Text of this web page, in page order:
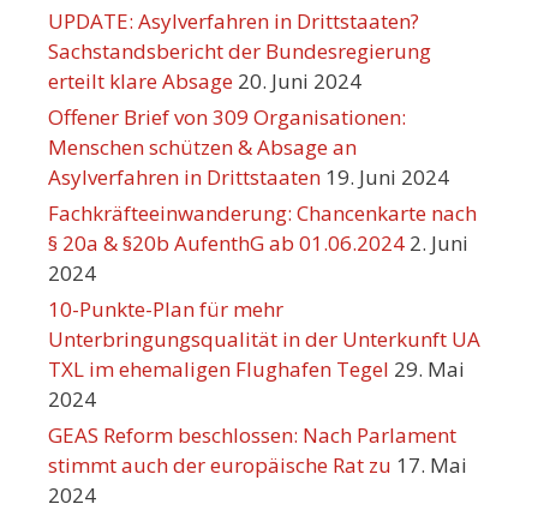
UPDATE: Asylverfahren in Drittstaaten?
Sachstandsbericht der Bundesregierung
erteilt klare Absage 20. Juni 2024
Offener Brief von 309 Organisationen:
Menschen schützen & Absage an
Asylverfahren in Drittstaaten 19. Juni 2024
Fachkräfteeinwanderung: Chancenkarte nach
§ 20a & §20b AufenthG ab 01.06.2024 2. Juni
2024
10-Punkte-Plan für mehr
Unterbringungsqualität in der Unterkunft UA
TXL im ehemaligen Flughafen Tegel 29. Mai
2024
GEAS Reform beschlossen: Nach Parlament
stimmt auch der europäische Rat zu 17. Mai
2024